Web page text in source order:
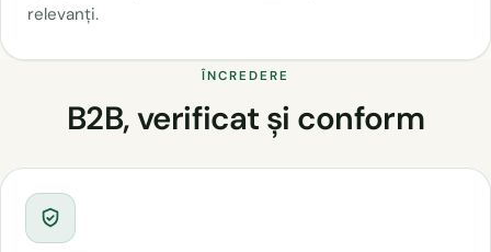
relevanți.
ÎNCREDERE
B2B, verificat și conform